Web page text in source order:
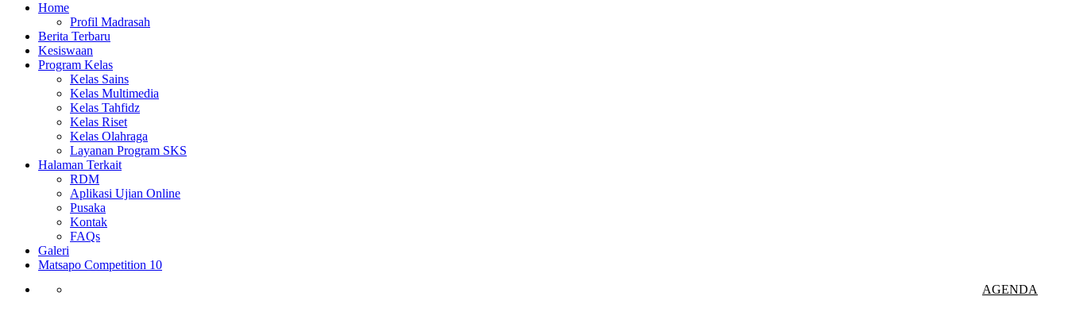
Home
Profil Madrasah
Berita Terbaru
Kesiswaan
Program Kelas
Kelas Sains
Kelas Multimedia
Kelas Tahfidz
Kelas Riset
Kelas Olahraga
Layanan Program SKS
Halaman Terkait
RDM
Aplikasi Ujian Online
Pusaka
Kontak
FAQs
Galeri
Matsapo Competition 10
AGENDA